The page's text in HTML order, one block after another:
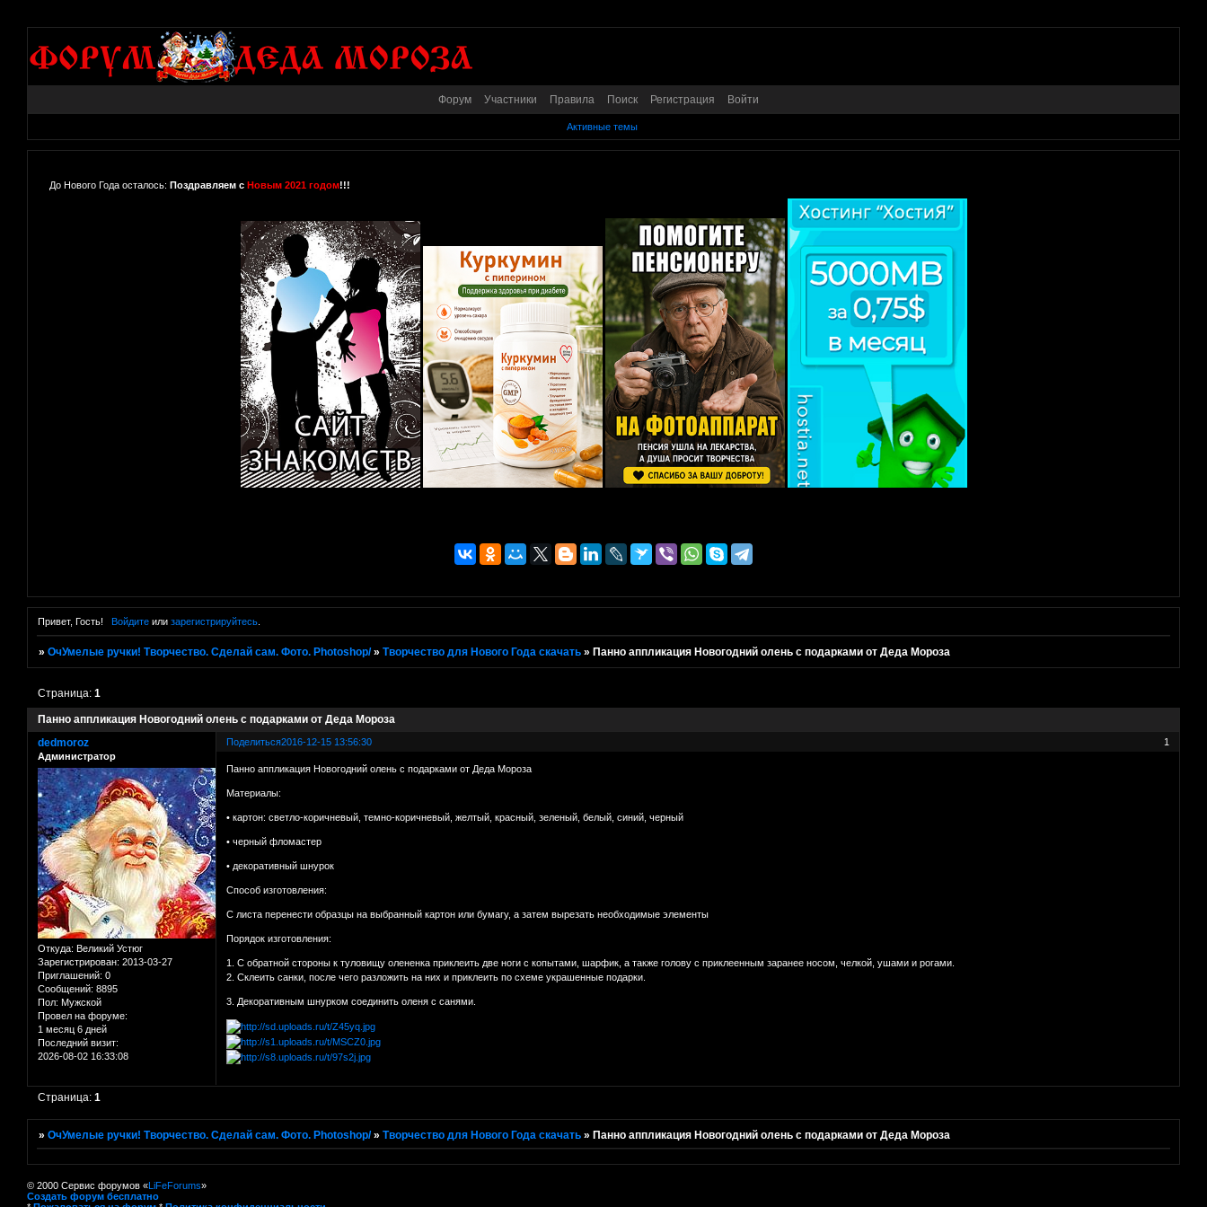
Форум Участники Правила Поиск Регистрация Войти
Активные темы
До Нового Года осталось: Поздравляем с Новым 2021 годом!!!
Привет, Гость! Войдитеили зарегистрируйтесь.
»ОчУмелые ручки! Творчество. Сделай сам. Фото. Photoshop/ »Творчество для Нового Года скачать » Панно аппликация Новогодний олень с подарками от Деда Мороза
Панно аппликация Новогодний олень с подарками от Деда Мороза
Страница:1
Поделиться 1
2016-12-15 13:56:30
dedmoroz
Администратор
Откуда: Великий Устюг
Зарегистрирован: 2013-03-27
Приглашений: 0
Сообщений: 8895
Пол: Мужской
Провел на форуме:
1 месяц 6 дней
Последний визит:
2026-08-02 16:33:08
Панно аппликация Новогодний олень с подарками от Деда Мороза
Материалы:
• картон: светло-коричневый, темно-коричневый, желтый, красный, зеленый, белый, синий, черный
• черный фломастер
• декоративный шнурок
Способ изготовления:
С листа перенести образцы на выбранный картон или бумагу, а затем вырезать необходимые элементы
Порядок изготовления:
1. С обратной стороны к туловищу олененка приклеить две ноги с копытами, шарфик, а также голову с приклеенным заранее носом, челкой, ушами и рогами.
2. Склеить санки, после чего разложить на них и приклеить по схеме украшенные подарки.
3. Декоративным шнурком соединить оленя с санями.
Страница:1
»ОчУмелые ручки! Творчество. Сделай сам. Фото. Photoshop/ »Творчество для Нового Года скачать »Панно аппликация Новогодний олень с подарками от Деда Мороза
© 2000 Сервис форумов «LiFeForums»
Создать форум бесплатно